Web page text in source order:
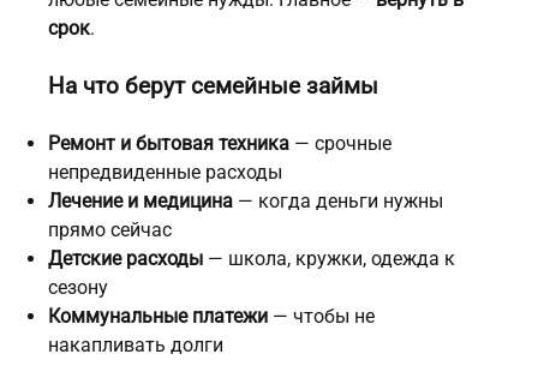
срок.
На что берут семейные займы
Ремонт и бытовая техника — срочные
непредвиденные расходы
Лечение и медицина — когда деньги нужны
прямо сейчас
Детские расходы — школа, кружки, одежда к
сезону
Коммунальные платежи — чтобы не
накапливать долги